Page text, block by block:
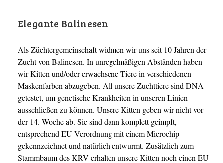
Elegante Balinesen
Als Züchtergemeinschaft widmen wir uns seit 10 Jahren der
Zucht von Balinesen. In unregelmäßigen Abständen haben
wir Kitten und/oder erwachsene Tiere in verschiedenen
Maskenfarben abzugeben. All unsere Zuchttiere sind DNA
getestet, um genetische Krankheiten in unseren Linien
ausschließen zu können. Unsere Kitten geben wir nicht vor
der 14. Woche ab. Sie sind dann komplett geimpft,
entsprechend EU Verordnung mit einem Microchip
gekennzeichnet und natürlich entwurmt. Zusätzlich zum
Stammbaum des KRV erhalten unsere Kitten noch einen EU